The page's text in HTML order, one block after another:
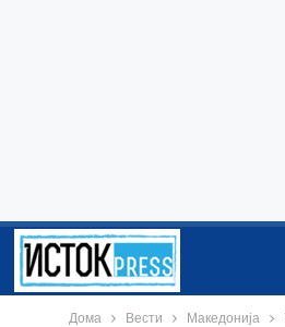
Дома Вести Македонија